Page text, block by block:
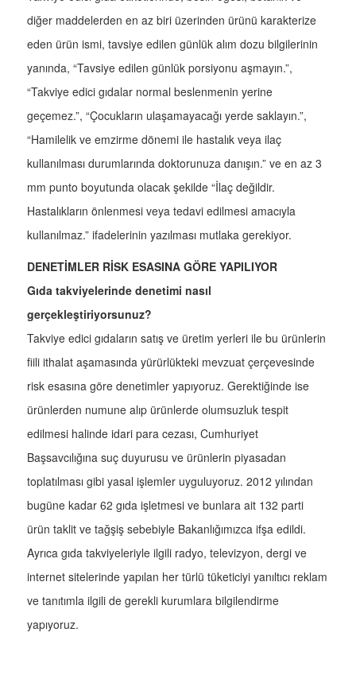
diğer maddelerden en az biri üzerinden ürünü karakterize
eden ürün ismi, tavsiye edilen günlük alım dozu bilgilerinin
yanında, “Tavsiye edilen günlük porsiyonu aşmayın.”,
“Takviye edici gıdalar normal beslenmenin yerine
geçemez.”, “Çocukların ulaşamayacağı yerde saklayın.”,
“Hamilelik ve emzirme dönemi ile hastalık veya ilaç
kullanılması durumlarında doktorunuza danışın.” ve en az 3
mm punto boyutunda olacak şekilde “İlaç değildir.
Hastalıkların önlenmesi veya tedavi edilmesi amacıyla
kullanılmaz.” ifadelerinin yazılması mutlaka gerekiyor.
DENETİMLER RİSK ESASINA GÖRE YAPILIYOR
Gıda takviyelerinde denetimi nasıl
gerçekleştiriyorsunuz?
Takviye edici gıdaların satış ve üretim yerleri ile bu ürünlerin
fiili ithalat aşamasında yürürlükteki mevzuat çerçevesinde
risk esasına göre denetimler yapıyoruz. Gerektiğinde ise
ürünlerden numune alıp ürünlerde olumsuzluk tespit
edilmesi halinde idari para cezası, Cumhuriyet
Başsavcılığına suç duyurusu ve ürünlerin piyasadan
toplatılması gibi yasal işlemler uyguluyoruz. 2012 yılından
bugüne kadar 62 gıda işletmesi ve bunlara ait 132 parti
ürün taklit ve tağşiş sebebiyle Bakanlığımızca ifşa edildi.
Ayrıca gıda takviyeleriyle ilgili radyo, televizyon, dergi ve
internet sitelerinde yapılan her türlü tüketiciyi yanıltıcı reklam
ve tanıtımla ilgili de gerekli kurumlara bilgilendirme
yapıyoruz.